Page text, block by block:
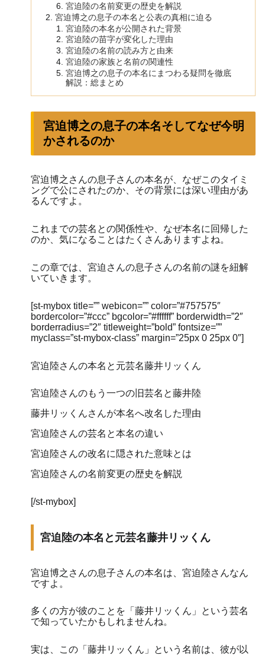
宮迫陸の名前変更の歴史を解説
宮迫博之の息子の本名と公表の真相に迫る
宮迫陸の本名が公開された背景
宮迫陸の苗字が変化した理由
宮迫陸の名前の読み方と由来
宮迫陸の家族と名前の関連性
宮迫博之の息子の本名にまつわる疑問を徹底
解説：総まとめ
宮迫博之の息子の本名そしてなぜ今明
かされるのか
宮迫博之さんの息子さんの本名が、なぜこのタイミ
ングで公にされたのか、その背景には深い理由があ
るんですよ。
これまでの芸名との関係性や、なぜ本名に回帰した
のか、気になることはたくさんありますよね。
この章では、宮迫さんの息子さんの名前の謎を紐解
いていきます。
[st-mybox title=”” webicon=”” color=”#757575″
bordercolor=”#ccc” bgcolor=”#ffffff” borderwidth=”2″
borderradius=”2″ titleweight=”bold” fontsize=””
myclass=”st-mybox-class” margin=”25px 0 25px 0″]
宮迫陸さんの本名と元芸名藤井リッくん
宮迫陸さんのもう一つの旧芸名と藤井陸
藤井リッくんさんが本名へ改名した理由
宮迫陸さんの芸名と本名の違い
宮迫陸さんの改名に隠された意味とは
宮迫陸さんの名前変更の歴史を解説
[/st-mybox]
宮迫陸の本名と元芸名藤井リッくん
宮迫博之さんの息子さんの本名は、宮迫陸さんなん
ですよ。
多くの方が彼のことを「藤井リッくん」という芸名
で知っていたかもしれませんね。
実は、この「藤井リッくん」という名前は、彼が以